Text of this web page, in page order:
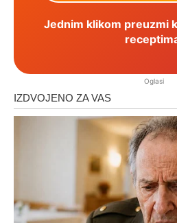
Jednim klikom preuzmi
Oglasi